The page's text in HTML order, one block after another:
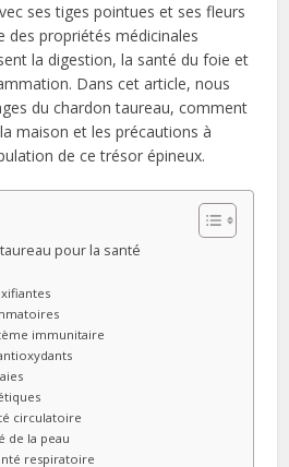
ses tiges pointues et ses fleurs
des propriétés médicinales
la digestion, la santé du foie et
Dans cet article, nous
du chardon taureau, comment
maison et les précautions à
de ce trésor épineux.
pour la santé
immunitaire
circulatoire
de la peau
respiratoire